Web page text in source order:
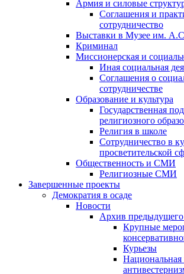
Армия и силовые
Соглашения и
сотрудничество
Выставки в Музее им.
Криминал
Миссионерская и
Иная социальная
Соглашения о
сотрудничестве
Образование и культура
Государственная
религиозного
Религия в школе
Сотрудничество в
просветительской
Общественность и СМИ
Религиозные СМИ
Завершенные проекты
Демократия в осаде
Новости
Архив предыдущего
Крупные
Курьезы
Национальная